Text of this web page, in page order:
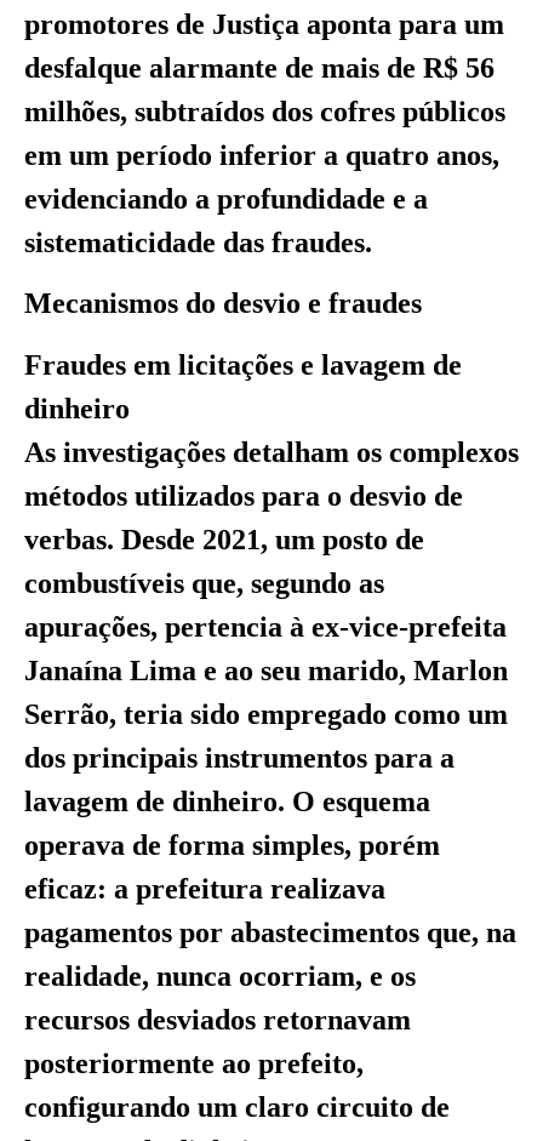
promotores de Justiça aponta para um
desfalque alarmante de mais de R$ 56
milhões, subtraídos dos cofres públicos
em um período inferior a quatro anos,
evidenciando a profundidade e a
sistematicidade das fraudes.
Mecanismos do desvio e fraudes
Fraudes em licitações e lavagem de
dinheiro
As investigações detalham os complexos
métodos utilizados para o desvio de
verbas. Desde 2021, um posto de
combustíveis que, segundo as
apurações, pertencia à ex-vice-prefeita
Janaína Lima e ao seu marido, Marlon
Serrão, teria sido empregado como um
dos principais instrumentos para a
lavagem de dinheiro. O esquema
operava de forma simples, porém
eficaz: a prefeitura realizava
pagamentos por abastecimentos que, na
realidade, nunca ocorriam, e os
recursos desviados retornavam
posteriormente ao prefeito,
configurando um claro circuito de